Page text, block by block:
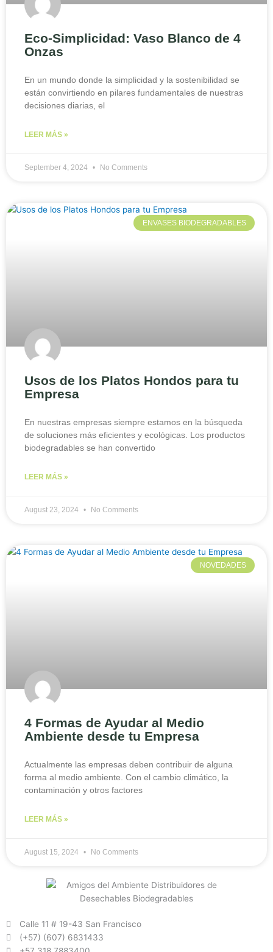
Eco-Simplicidad: Vaso Blanco de 4
Onzas
En un mundo donde la simplicidad y la sostenibilidad se
están convirtiendo en pilares fundamentales de nuestras
decisiones diarias, el
LEER MÁS »
September 4, 2024 No Comments
ENVASES BIODEGRADABLES
Usos de los Platos Hondos para tu
Empresa
En nuestras empresas siempre estamos en la búsqueda
de soluciones más eficientes y ecológicas. Los productos
biodegradables se han convertido
LEER MÁS »
August 23, 2024 No Comments
NOVEDADES
4 Formas de Ayudar al Medio
Ambiente desde tu Empresa
Actualmente las empresas deben contribuir de alguna
forma al medio ambiente. Con el cambio climático, la
contaminación y otros factores
LEER MÁS »
August 15, 2024 No Comments
Calle 11 # 19-43 San Francisco
(+57) (607) 6831433